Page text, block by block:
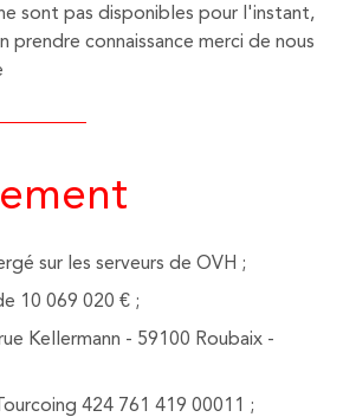
sont pas disponibles pour l'instant,
prendre connaissance merci de nous
sur les serveurs de OVH ;
10 069 020 € ;
Kellermann - 59100 Roubaix -
424 761 419 00011 ;